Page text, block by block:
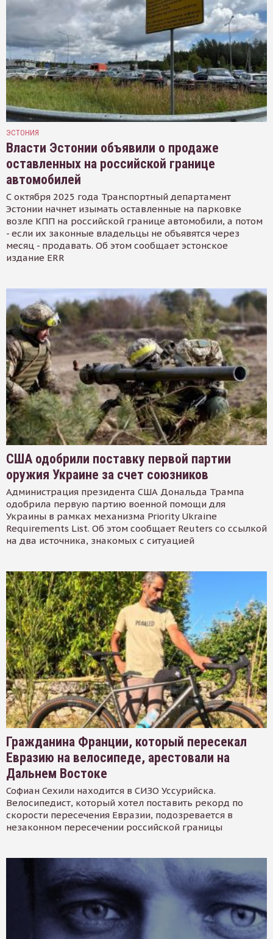
ЭСТОНИЯ
Власти Эстонии объявили о продаже
оставленных на российской границе
автомобилей
С октября 2025 года Транспортный департамент
Эстонии начнет изымать оставленные на парковке
возле КПП на российской границе автомобили, а потом
- если их законные владельцы не объявятся через
месяц - продавать. Об этом сообщает эстонское
издание ERR
США одобрили поставку первой партии
оружия Украине за счет союзников
Администрация президента США Дональда Трампа
одобрила первую партию военной помощи для
Украины в рамках механизма Priority Ukraine
Requirements List. Об этом сообщает Reuters со ссылкой
на два источника, знакомых с ситуацией
Гражданина Франции, который пересекал
Евразию на велосипеде, арестовали на
Дальнем Востоке
Софиан Сехили находится в СИЗО Уссурийска.
Велосипедист, который хотел поставить рекорд по
скорости пересечения Евразии, подозревается в
незаконном пересечении российской границы